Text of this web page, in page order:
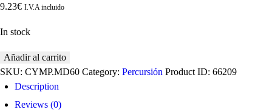
9.23€ I.V.A incluido
In stock
CYMPAD
MODERTATOR
60/(2)Uni
quantity
Añadir al carrito
SKU: CYMP.MD60 Category: Percursión Product ID: 66209
Description
Reviews (0)